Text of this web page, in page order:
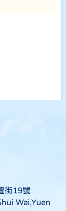
街19號
Wai,Yuen